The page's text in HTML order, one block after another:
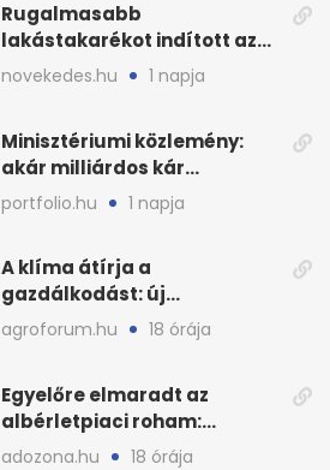
Rugalmasabb
lakástakarékot indított az
OTP: két köztes kilépéssel
novekedes.hu 1 napja
Minisztériumi közlemény:
akár milliárdos kár
fenyegette Budapest fáit
portfolio.hu 1 napja
A klíma átírja a
gazdálkodást: új
megoldásokat keres a
mezőgazdaság
agroforum.hu 18 órája
Egyelőre elmaradt az
albérletpiaci roham:
ennyibe kerülnek a kiadó
adozona.hu 18 órája